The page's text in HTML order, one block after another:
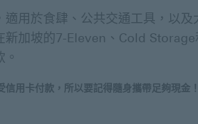
用於食肆、公共交通工具，以及
新加坡的7-Eleven、Cold Storage
信用卡付款，所以要記得隨身攜帶足夠現金